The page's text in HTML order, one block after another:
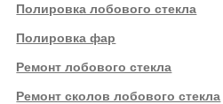
Полировка лобового стекла
Полировка фар
Ремонт лобового стекла
Ремонт сколов лобового стекла